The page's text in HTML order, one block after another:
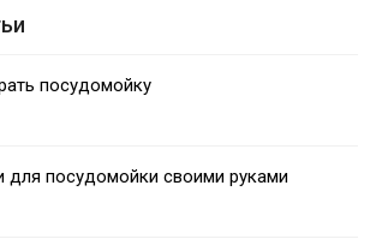
посудомойку
для посудомойки своими руками